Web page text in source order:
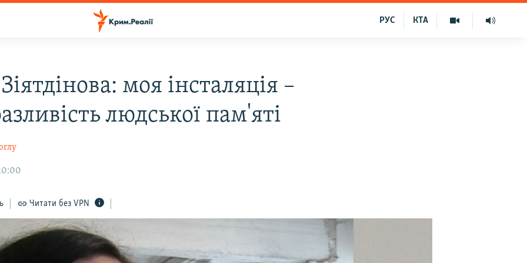
КТА
РУС
моя інсталяція –
людської пам'яті
Читати без VPN